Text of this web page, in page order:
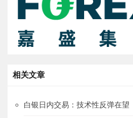
相关文章
白银日内交易：技术性反弹在望